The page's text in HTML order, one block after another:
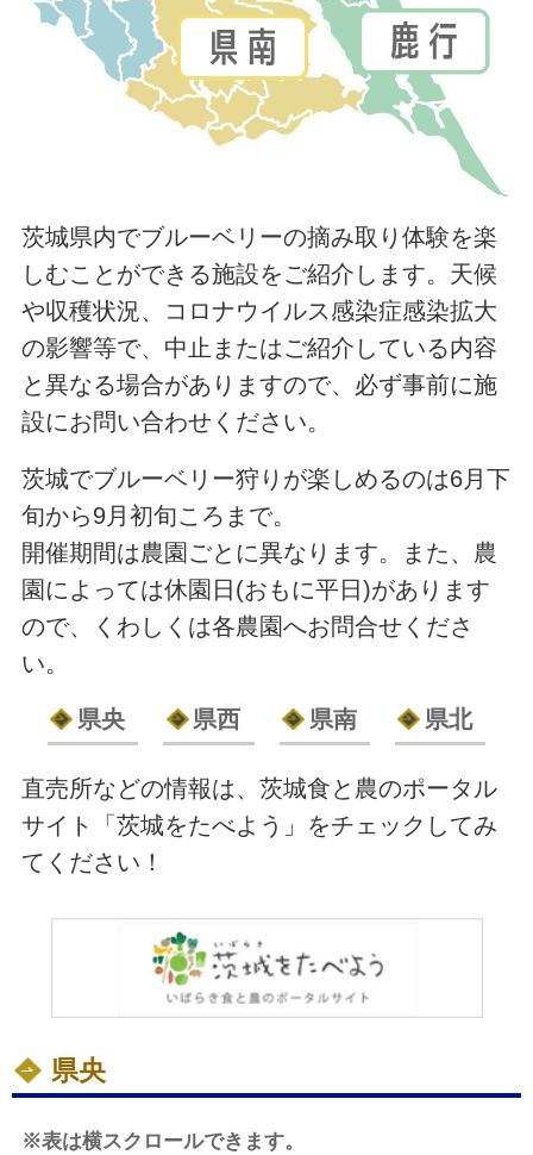
茨城県内でブルーベリーの摘み取り体験を楽
しむことができる施設をご紹介します。天候
や収穫状況、コロナウイルス感染症感染拡大
の影響等で、中止またはご紹介している内容
と異なる場合がありますので、必ず事前に施
設にお問い合わせください。
茨城でブルーベリー狩りが楽しめるのは6月下
旬から9月初旬ころまで。
開催期間は農園ごとに異なります。また、農
園によっては休園日(おもに平日)があります
ので、くわしくは各農園へお問合せくださ
い。
県央 県西 県南 県北
直売所などの情報は、茨城食と農のポータル
サイト「茨城をたべよう」をチェックしてみ
てください！
県央
※表は横スクロールできます。